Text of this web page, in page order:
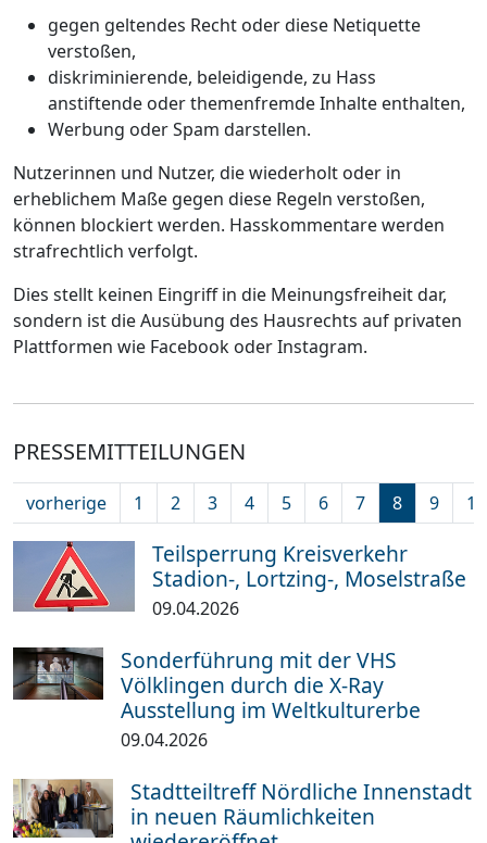
gegen geltendes Recht oder diese Netiquette
verstoßen,
diskriminierende, beleidigende, zu Hass
anstiftende oder themenfremde Inhalte enthalten,
Werbung oder Spam darstellen.
Nutzerinnen und Nutzer, die wiederholt oder in
erheblichem Maße gegen diese Regeln verstoßen,
können blockiert werden. Hasskommentare werden
strafrechtlich verfolgt.
Dies stellt keinen Eingriff in die Meinungsfreiheit dar,
sondern ist die Ausübung des Hausrechts auf privaten
Plattformen wie Facebook oder Instagram.
PRESSEMITTEILUNGEN
vorherige 1 2 3 4 5 6 7 8 9 10
Teilsperrung Kreisverkehr
Stadion-, Lortzing-, Moselstraße
09.04.2026
Sonderführung mit der VHS
Völklingen durch die X-Ray
Ausstellung im Weltkulturerbe
09.04.2026
Stadtteiltreff Nördliche Innenstadt
in neuen Räumlichkeiten